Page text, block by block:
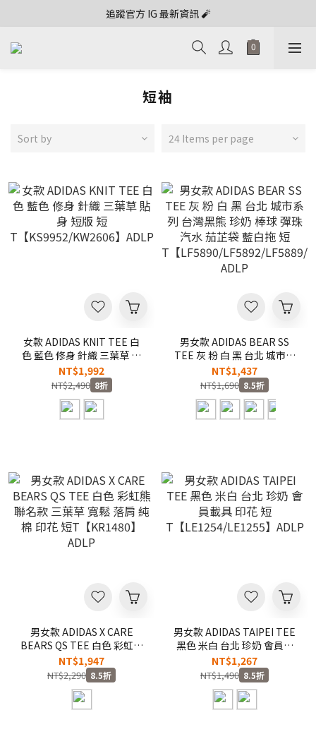
追蹤官方 IG 最新資訊 🧨
短袖
Sort by 24 Items per page
女款 ADIDAS KNIT TEE 白
色 藍色 修身 針織 三葉草 貼
身 短版 短
T【KS9952/KW2606】
ADLP
NT$1,992
NT$2,490 8折
男女款 ADIDAS BEAR SS
TEE 灰 粉 白 黑 台北 城市系
列 台灣黑熊 珍奶 棒球 彈珠
汽水 茄芷袋 藍白拖 短
T【LF5890/LF5892/LF5889/
ADLP
NT$1,437
NT$1,690 8.5折
男女款 ADIDAS X CARE
BEARS QS TEE 白色 彩虹熊
聯名款 三葉草 寬鬆 落肩 純
棉 印花 短T【KR1480】
ADLP
NT$1,947
NT$2,290 8.5折
男女款 ADIDAS TAIPEI TEE
黑色 米白 台北 珍奶 會員載
具 印花 短
T【LE1254/LE1255】ADLP
NT$1,267
NT$1,490 8.5折